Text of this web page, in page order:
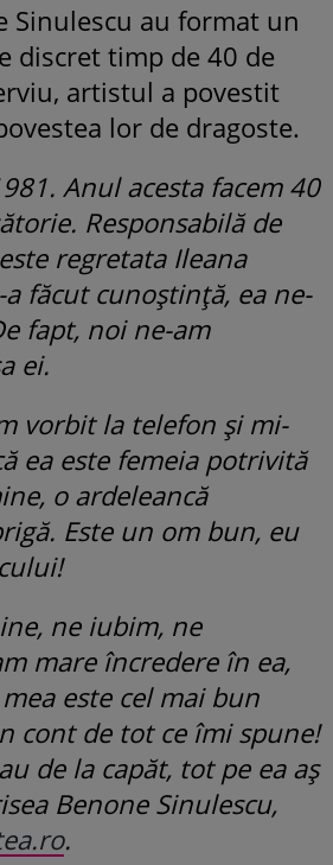
Sinulescu au format un
discret timp de 40 de
artistul a povestit
lor de dragoste.
Anul acesta facem 40
Responsabilă de
regretata Ileana
făcut cunoștință, ea ne-
fapt, noi ne-am
ei.
vorbit la telefon și mi-
ea este femeia potrivită
o ardeleancă
Este un om bun, eu
ne iubim, ne
mare încredere în ea,
este cel mai bun
cont de tot ce îmi spune!
de la capăt, tot pe ea aș
Benone Sinulescu,
.